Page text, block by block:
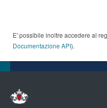
E' possibile inoltre accedere al
Documentazione API).